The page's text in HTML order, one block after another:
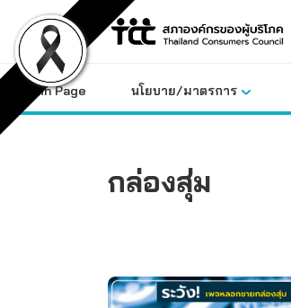
content
Main Page นโยบาย/มาตรการ
กล่องสุ่ม